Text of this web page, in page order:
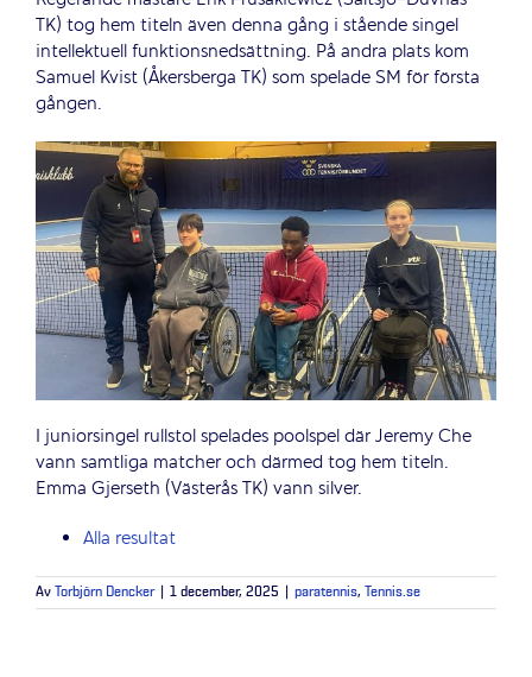
TK) tog hem titeln även denna gång i stående singel
intellektuell funktionsnedsättning. På andra plats kom
Samuel Kvist (Åkersberga TK) som spelade SM för första
gången.
I juniorsingel rullstol spelades poolspel där Jeremy Che
vann samtliga matcher och därmed tog hem titeln.
Emma Gjerseth (Västerås TK) vann silver.
Alla resultat
Av Torbjörn Dencker 1 december, 2025 paratennis, Tennis.se